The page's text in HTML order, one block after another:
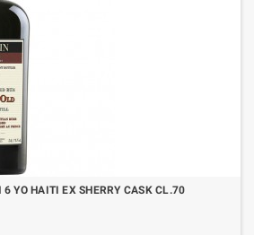
6 YO HAITI EX SHERRY CASK CL.70